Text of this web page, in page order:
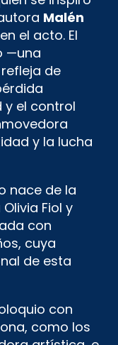
Malén
el acto. El
—una
de
y el control
y la lucha
nace de la
Fiol y
con
cuya
de esta
con
como los